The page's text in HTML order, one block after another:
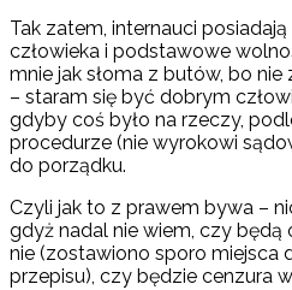
Tak zatem, internauci
człowieka i podstawowe
mnie jak słoma z butów, bo
– staram się być dobrym
gdyby coś było na rzeczy,
procedurze (nie wyrokowi
do porządku.
Czyli jak to z prawem bywa –
gdyż nadal nie wiem, czy
nie (zostawiono sporo miejsca
przepisu), czy będzie cenzura